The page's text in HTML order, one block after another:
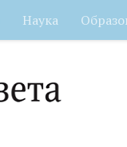
Наука